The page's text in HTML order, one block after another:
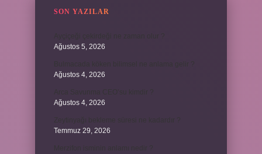
SON YAZILAR
Ağustos 5, 2026
Ağustos 4, 2026
Ağustos 4, 2026
Temmuz 29, 2026